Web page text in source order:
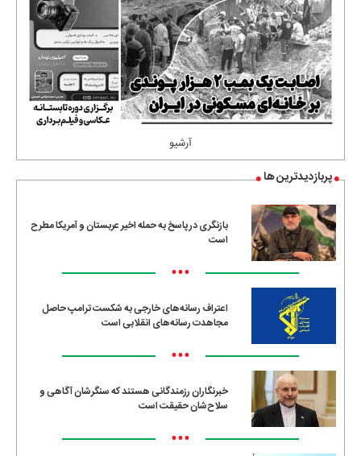
آرشیو
پربازدیدترین ها
بازنگری در پاسخ به حمله اخیر عربستان و آمریکا مطرح
است
•••
اعتراف رسانه‌های خارجی به شکست ترامپ حاصل
مجاهدت رسانه‌های انقلابی است
•••
خبرنگاران رزمندگانی هستند که سنگرشان آگاهی و
سلاح‌شان حقیقت است
•••